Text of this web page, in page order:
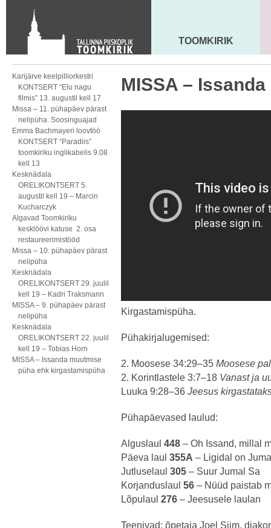
KONTAKT
Toom-Kooli 6, 10130 TALLINN
tallinna.toom@eelk.ee
MAARJA KIRIK
TOOMKIRIK
Karijärve keelpilliorkestri
KONTSERT “Elu nagu
filmis” 13. augustil kell 17
Missa – 11. pühapäev pärast
nelipüha. Soosinguajad
Emma Bachmayeri loovtöö
KONTSERT “Paradiis”
toomkiriku inglikabelis 9.08
kell 13
Kesknädala
ORELIKONTSERT 5.
augustil kell 19 – Marcin
Kucharczyk
Algavad Toomkiriku
kesklöövi katuse 2. osa
restaureerimistööd
Missa – 10. pühapäev pärast
nelipüha
Kesknädala
ORELIKONTSERT 29. juulil
kell 19 – Kadri Traksmann
MISSA – 9. pühapäev pärast
nelipüha
Kesknädala
ORELIKONTSERT 22. juulil
kell 19 – Tobias Horn
MISSA – Issanda muutmise
püha ehk kirgastamispüha
MISSA –
Kirgastamispüha.
Pühakirjalugemised:
2. Moosese 34:29–35 Moosese
2. Korintlastele 3:7–18 Vanast ja
Luuka 9:28–36 Jeesus
Pühapäevased laulud:
Alguslaul 448 – Oh Issand, millal
Päeva laul 355A – Ligidal on
Jutluselaul 305 – Suur Jumal Sa
Korjanduslaul 56 – Nüüd paistab
Lõpulaul 276 – Jeesusele laulan
Teenivad: õpetaja Joel Siim,